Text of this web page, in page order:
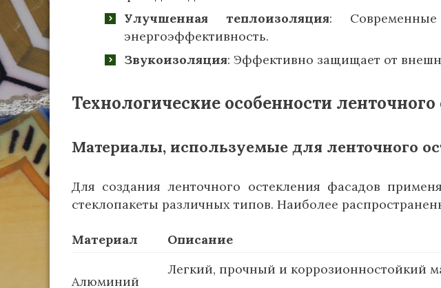
Улучшенная теплоизоляция: Современные
энергоэффективность.
Звукоизоляция: Эффективно защищает от
Технологические особенности
Материалы, используемые для ленточного
Для создания ленточного остекления фасадов
стеклопакеты различных типов. Наиболее
Материал Описание
Алюминий
Легкий, прочный и коррозионностойкий